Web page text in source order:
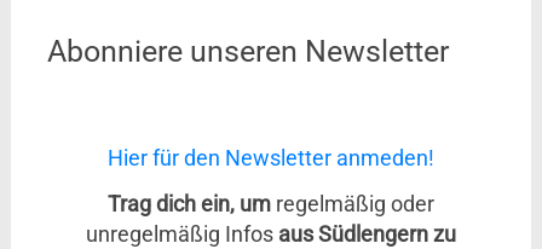
Abonniere unseren Newsletter
Hier für den Newsletter anmeden!
Trag dich ein, um regelmäßig oder
unregelmäßig Infos aus Südlengern zu